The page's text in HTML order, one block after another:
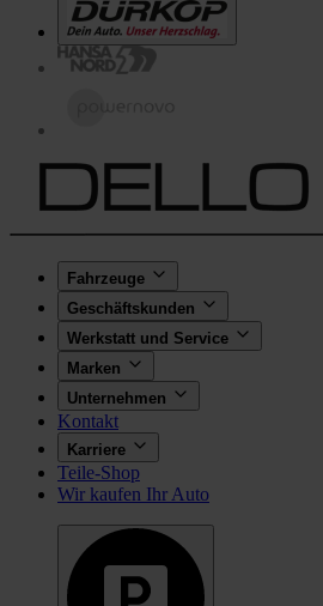
Fahrzeuge
Geschäftskunden
Werkstatt und Service
Marken
Unternehmen
Kontakt
Karriere
Teile-Shop
Wir kaufen Ihr Auto